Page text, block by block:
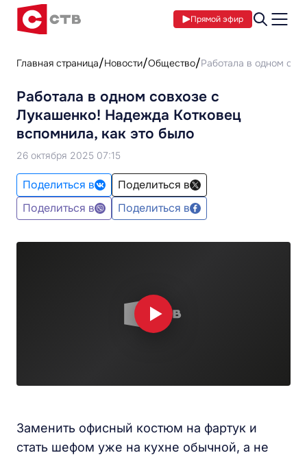
Прямой эфир
Главная страница Новости Общество Работала в одном
Работала в одном совхозе с
Лукашенко! Надежда Котковец
вспомнила, как это было
26 октября 2025 07:15
Поделиться в
Поделиться в
Поделиться в
Поделиться в
Заменить офисный костюм на фартук и
стать шефом уже на кухне обычной, а не